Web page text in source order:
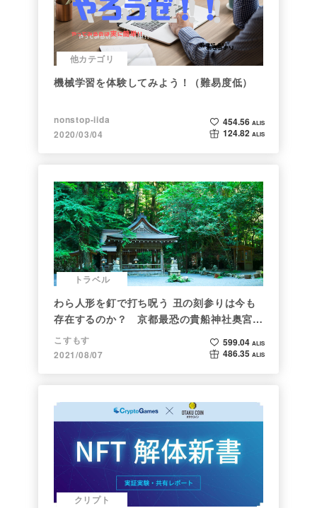
他カテゴリ
機械学習を体験してみよう！（難易度低）
nonstop-iida
2020/03/04
454.56 ALIS
124.82 ALIS
トラベル
わら人形を釘で打ち呪う 丑の刻参りは今も
存在するのか？ 京都最恐の貴船神社奥宮を
調べた
こすもす
2021/08/07
599.04 ALIS
486.35 ALIS
クリプト